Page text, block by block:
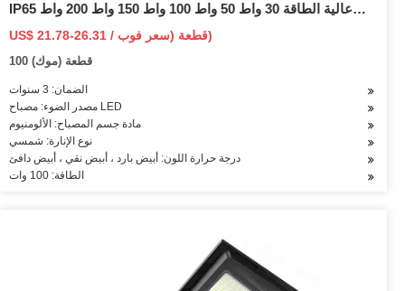
IP65 عالية الطاقة 30 واط 50 واط 100 واط 150 واط 200 واط
الشمسية مصباح ليد للشارع السعر
US$ 21.78-26.31 / قطعة (سعر فوب)
100 قطعة (موك)
الضمان: 3 سنوات
مصدر الضوء: مصباح LED
مادة جسم المصباح: الألومنيوم
نوع الإنارة: شمسي
درجة حرارة اللون: أبيض بارد ، أبيض نقي ، أبيض دافئ
الطاقة: 100 وات